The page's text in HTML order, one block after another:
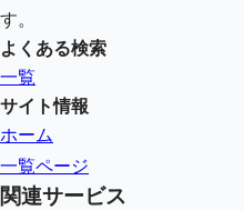
す。
よくある検索
一覧
サイト情報
ホーム
一覧ページ
関連サービス